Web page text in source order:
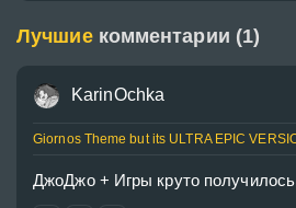
Лучшие комментарии (1)
KarinOchka
ДжоДжо + Игры круто получилось